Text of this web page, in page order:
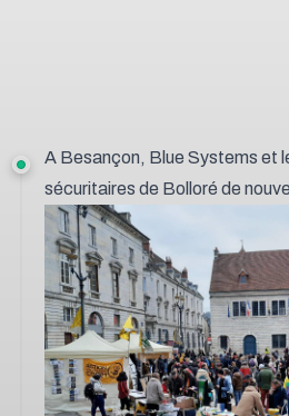
A Besançon, Blue Systems et
sécuritaires de Bolloré de